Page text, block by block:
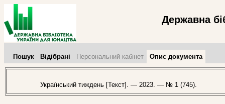
Державна
Пошук Відібрані Персональний кабінет Опис документа
Український тиждень [Текст]. — 2023. — № 1 (745).